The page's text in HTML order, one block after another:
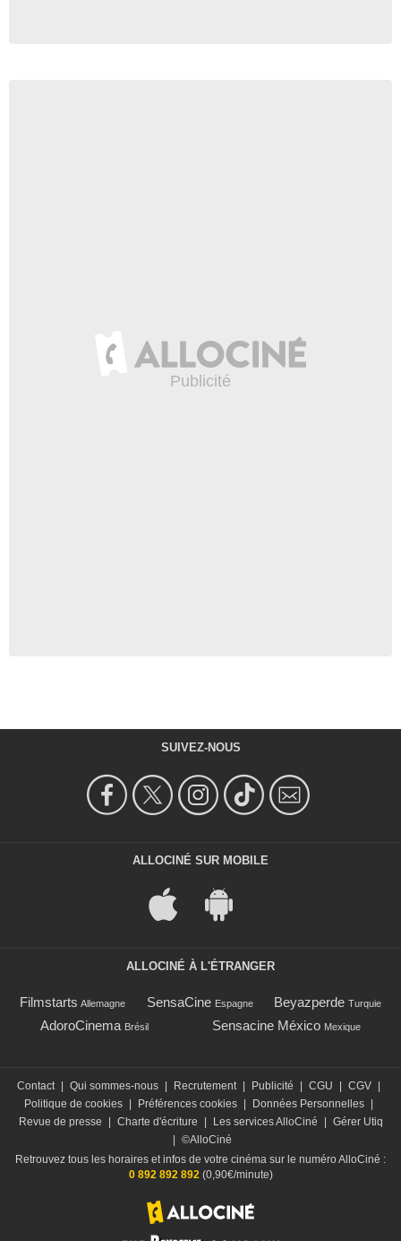
SUIVEZ-NOUS
ALLOCINÉ SUR MOBILE
ALLOCINÉ À L'ÉTRANGER
Filmstarts Allemagne SensaCine Espagne Beyazperde Turquie
AdoroCinema Brésil Sensacine México Mexique
Contact Qui sommes-nous Recrutement Publicité CGU CGV
Politique de cookies
Préférences cookies Données Personnelles
Revue de presse
Charte d'écriture Les services AlloCiné
Gérer Utiq
©AlloCiné
Retrouvez tous les horaires et infos de votre cinéma sur le numéro AlloCiné :
0 892 892 892(0,90€/minute)